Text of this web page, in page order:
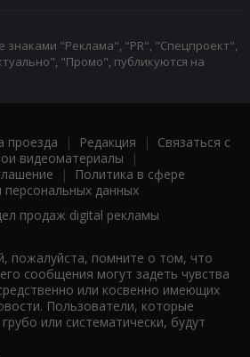
"Реклама", "PR", "Спецпроект",
"Промо", публикуются на
проезда | Редакция | Связаться с
видеоматериалы |
|
Политика в сфере
данных
продаж digital рекламы
пожалуйста, помните о том, что
сообщения могут задеть чувства
или косвенно имеющих
Пользователи, которые
или систематически, будут